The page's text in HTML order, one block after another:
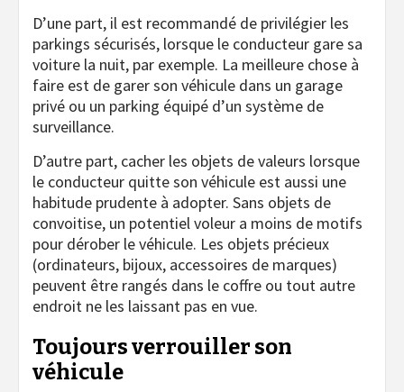
D’une part, il est recommandé de privilégier les
parkings sécurisés, lorsque le conducteur gare sa
voiture la nuit, par exemple. La meilleure chose à
faire est de garer son véhicule dans un garage
privé ou un parking équipé d’un système de
surveillance.
D’autre part, cacher les objets de valeurs lorsque
le conducteur quitte son véhicule est aussi une
habitude prudente à adopter. Sans objets de
convoitise, un potentiel voleur a moins de motifs
pour dérober le véhicule. Les objets précieux
(ordinateurs, bijoux, accessoires de marques)
peuvent être rangés dans le coffre ou tout autre
endroit ne les laissant pas en vue.
Toujours verrouiller son
véhicule